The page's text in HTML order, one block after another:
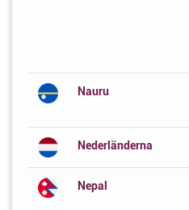
Nauru
Nederländerna
Nepal